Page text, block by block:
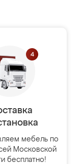
мебель по
Московской
бесплатно!